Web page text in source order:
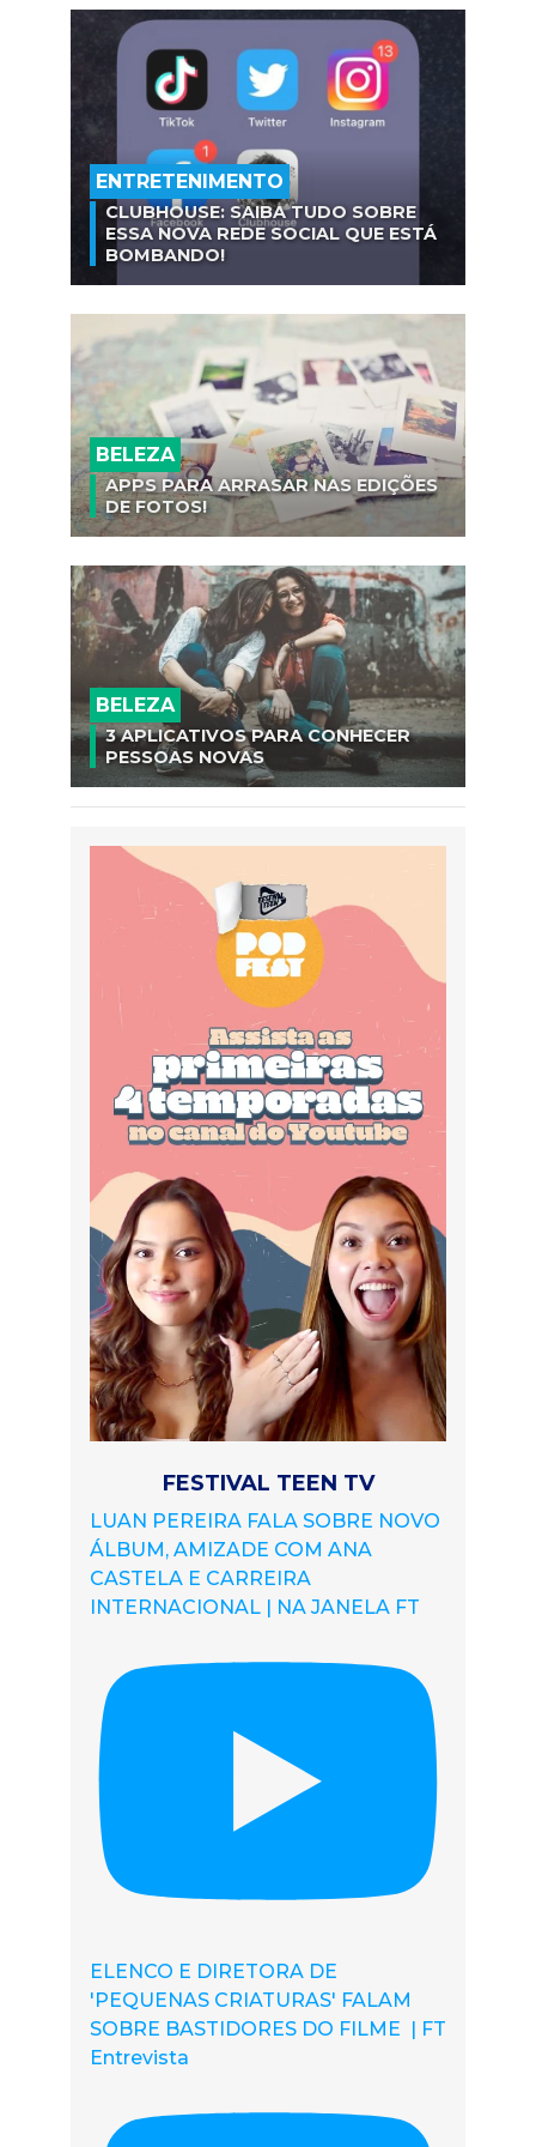
ENTRETENIMENTO
CLUBHOUSE: SAIBA TUDO SOBRE
ESSA NOVA REDE SOCIAL QUE ESTÁ
BOMBANDO!
BELEZA
APPS PARA ARRASAR NAS EDIÇÕES
DE FOTOS!
BELEZA
3 APLICATIVOS PARA CONHECER
PESSOAS NOVAS
FESTIVAL TEEN TV
LUAN PEREIRA FALA SOBRE NOVO
ÁLBUM, AMIZADE COM ANA
CASTELA E CARREIRA
INTERNACIONAL | NA JANELA FT
ELENCO E DIRETORA DE
'PEQUENAS CRIATURAS' FALAM
SOBRE BASTIDORES DO FILME | FT
Entrevista